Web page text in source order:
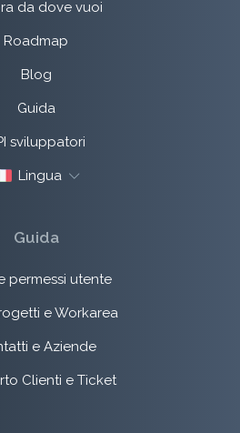
da dove vuoi
Roadmap
Blog
Guida
sviluppatori
Lingua
Guida
permessi utente
e Workarea
e Aziende
Clienti e Ticket